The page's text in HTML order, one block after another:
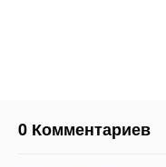
0 Комментариев